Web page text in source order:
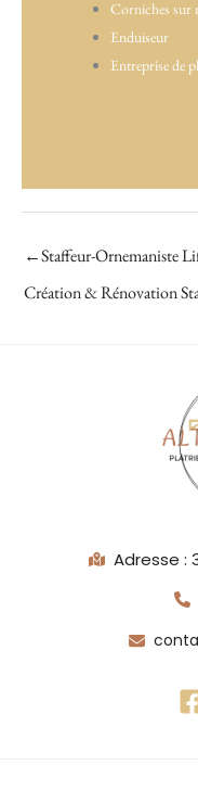
Corniches sur
Enduiseur
Entreprise de
←Staffeur-Ornemaniste
Création & Rénovation
Adresse :